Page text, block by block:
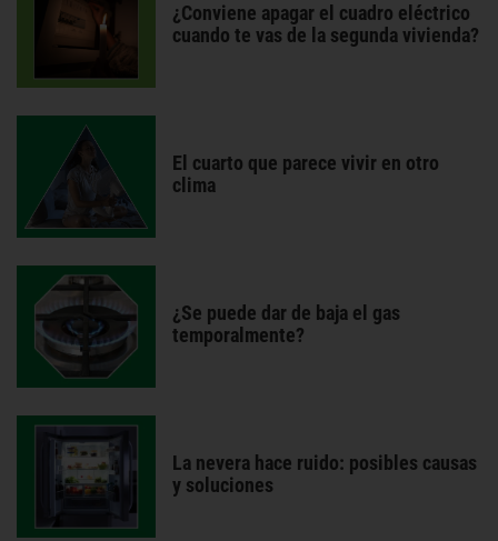
¿Conviene apagar el cuadro eléctrico
cuando te vas de la segunda vivienda?
El cuarto que parece vivir en otro
clima
¿Se puede dar de baja el gas
temporalmente?
La nevera hace ruido: posibles causas
y soluciones